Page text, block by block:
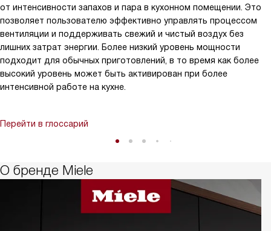
от интенсивности запахов и пара в кухонном помещении. Это
позволяет пользователю эффективно управлять процессом
вентиляции и поддерживать свежий и чистый воздух без
лишних затрат энергии. Более низкий уровень мощности
подходит для обычных приготовлений, в то время как более
высокий уровень может быть активирован при более
интенсивной работе на кухне.
Перейти в глоссарий
О бренде Miele